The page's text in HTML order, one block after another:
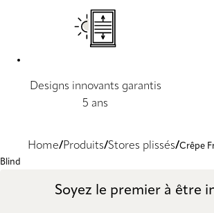
Designs innovants garantis
5 ans
Home Produits Stores plissés Crêpe
Blind
Soyez le premier à être